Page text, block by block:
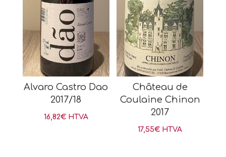
Alvaro Castro Dao
2017/18
16,82€ HTVA
Château de
Coulaine Chinon
2017
17,55€ HTVA